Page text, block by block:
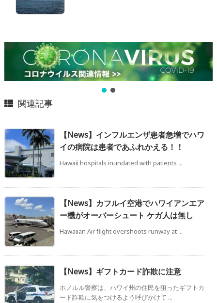
関連記事
【News】インフルエンザ患者急増でハワ
イの病院は患者であふれかえる！！
Hawaii hospitals inundated with patients ...
【News】カフルイ空港でハワイアンエア
ー機がオーバーシュート ケガ人は無し
Hawaiian Air flight overshoots runway at ...
【News】ギフトカード詐欺に注意
ホノルル警察は、ハワイ州の住民を狙ったギフトカ
ード詐欺に気をつけるよう呼びかけて ...